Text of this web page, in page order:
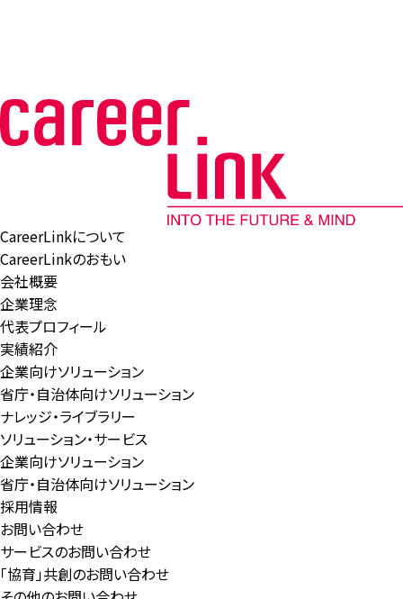
CareerLinkについて
CareerLinkのおもい
会社概要
企業理念
代表プロフィール
実績紹介
企業向けソリューション
省庁・自治体向けソリューション
ナレッジ・ライブラリー
ソリューション・サービス
企業向けソリューション
省庁・自治体向けソリューション
採用情報
お問い合わせ
サービスのお問い合わせ
「協育」共創のお問い合わせ